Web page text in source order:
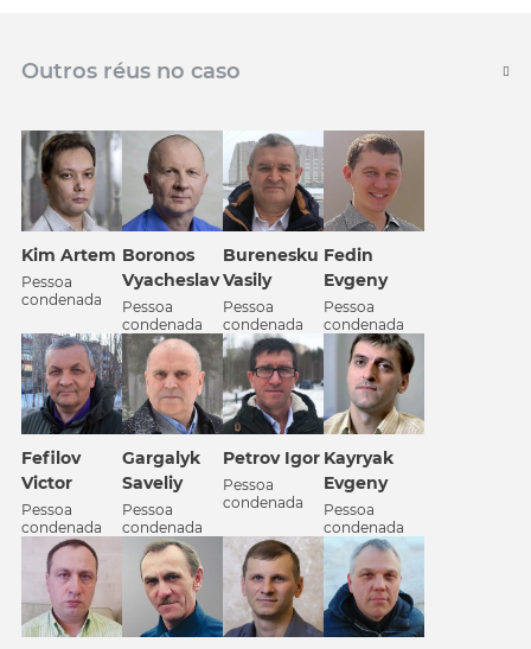
Outros réus no caso
Kim Artem
Pessoa
condenada
Boronos
Vyacheslav
Pessoa
condenada
Burenesku
Vasily
Pessoa
condenada
Fedin
Evgeny
Pessoa
condenada
Fefilov
Victor
Pessoa
condenada
Gargalyk
Saveliy
Pessoa
condenada
Petrov Igor
Pessoa
condenada
Kayryak
Evgeny
Pessoa
condenada